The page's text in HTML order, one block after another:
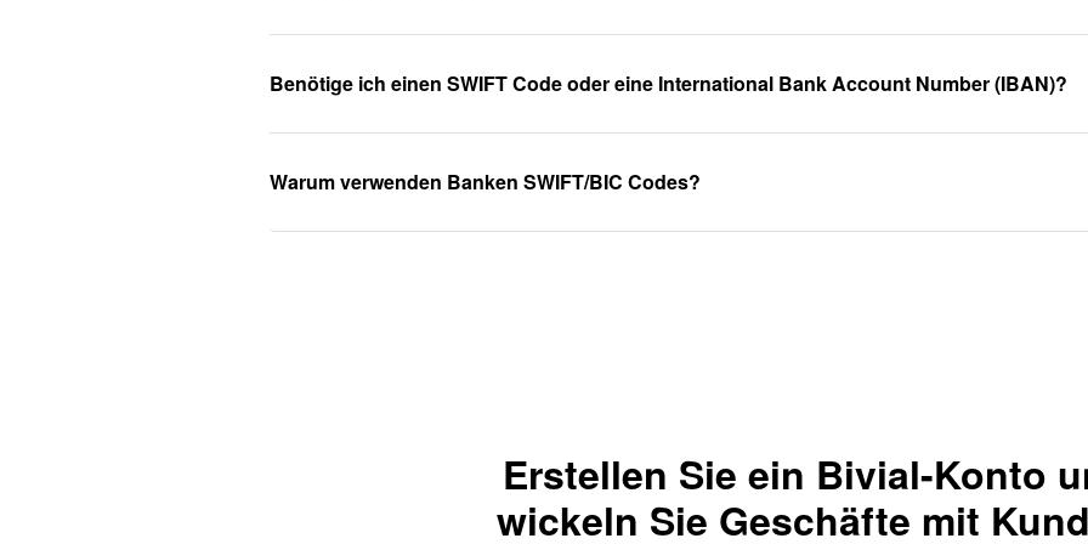
Benötige ich einen SWIFT Code oder eine International Bank Account Number (IBAN)?
Warum verwenden Banken SWIFT/BIC Codes?
Erstellen Sie ein Bivial-Konto
wickeln Sie Geschäfte mit